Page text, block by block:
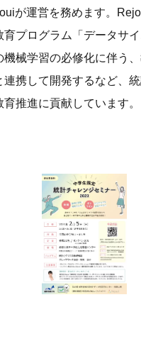
が運営を務めます。
プログラム「データサイ
機械学習の必修化に伴う
連携して開発するなど、
推進に貢献しています。